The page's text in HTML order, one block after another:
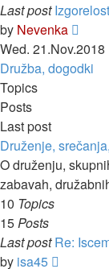
Last post
by Nevenka
the
latest
Wed. 21.Nov.2018
Družba, dogodki
Topics
Posts
Last post
Druženje,
O druženju,
zabavah,
10 Topics
15Posts
Last post Re:
by isa45